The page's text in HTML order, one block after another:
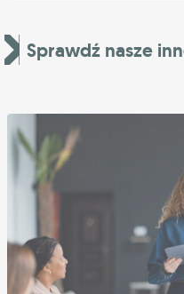
Sprawdź nasze